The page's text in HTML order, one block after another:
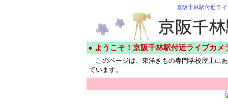
京阪千林駅付近ラ
● ようこそ！京阪千林駅付近ライブカメ
このページは、東洋きもの専門学校屋上に
ています。